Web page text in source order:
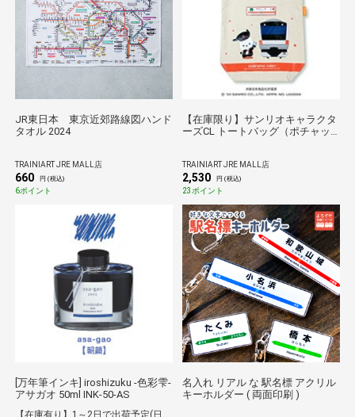
JR東日本 東京近郊路線図ハンド
タオル 2024
TRAINIART JRE MALL店
660 円 (税込)
6ポイント
【在庫限り】サンリオキャラクタ
ーズCL トートバッグ（ポチャッ
TRAINIART JRE MALL店
2,530 円 (税込)
23ポイント
[万年筆インキ] iroshizuku -色彩雫-
アサガオ 50ml INK-50-AS
名入れ リアル な 駅名標 アクリル
キーホルダー ( 両面印刷 )